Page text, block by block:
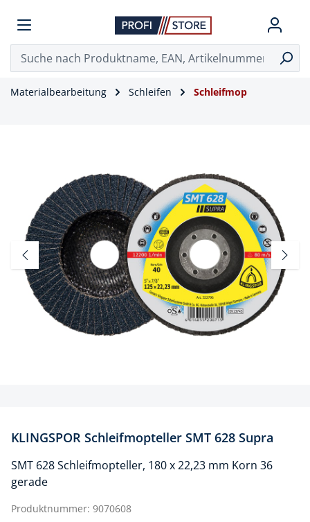
Materialbearbeitung Schleifen Schleifmop
KLINGSPOR Schleifmopteller SMT 628 Supra
SMT 628 Schleifmopteller, 180 x 22,23 mm Korn 36
gerade
Produktnummer: 9070608